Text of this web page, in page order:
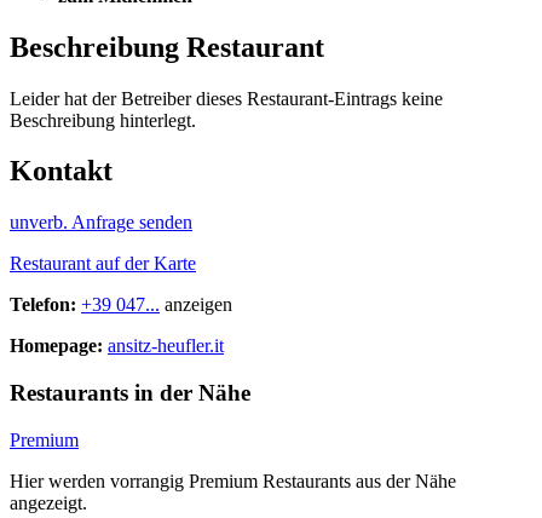
Beschreibung Restaurant
Leider hat der Betreiber dieses Restaurant-Eintrags keine
Beschreibung hinterlegt.
Kontakt
unverb. Anfrage senden
Restaurant auf der Karte
Telefon: +39 047... anzeigen
Homepage: ansitz-heufler.it
Restaurants in der Nähe
Premium
Hier werden vorrangig Premium Restaurants aus der Nähe
angezeigt.